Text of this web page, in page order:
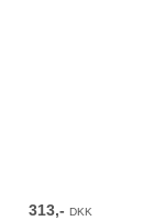
313,-DKK